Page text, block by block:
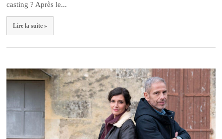
casting ? Après le...
Lire la suite »